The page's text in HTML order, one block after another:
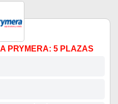
PRYMERA: 5 PLAZAS